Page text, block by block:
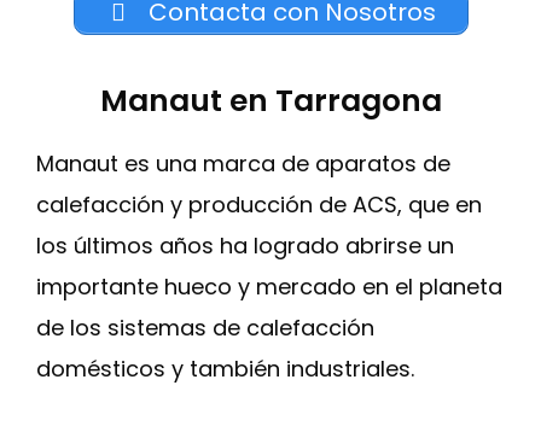
Contacta con Nosotros
Manaut en Tarragona
Manaut es una marca de aparatos de
calefacción y producción de ACS, que en
los últimos años ha logrado abrirse un
importante hueco y mercado en el planeta
de los sistemas de calefacción
domésticos y también industriales.